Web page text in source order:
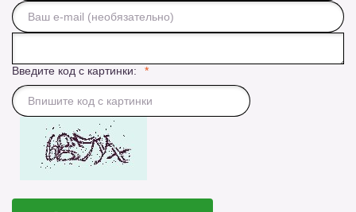
Введите код с картинки: